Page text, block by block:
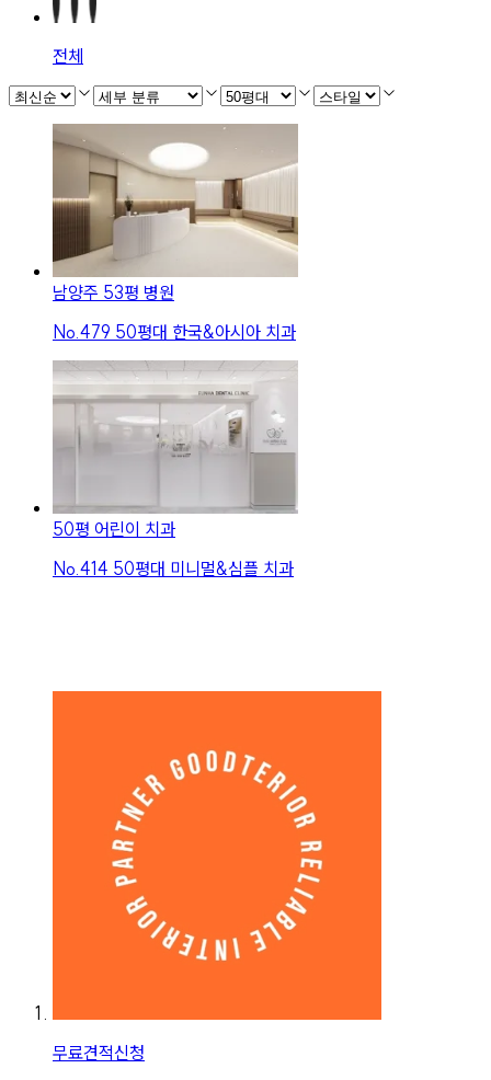
전체
남양주 53평 병원
No. 479 50평대 한국&아시아 치과
50평 어린이 치과
No. 414 50평대 미니멀&심플 치과
무료견적신청